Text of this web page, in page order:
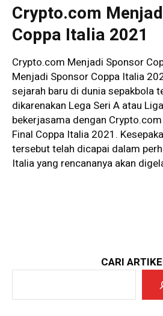
Crypto.com
Coppa Italia 2021
Crypto.com Menjadi Sponsor
Menjadi Sponsor Coppa Italia
sejarah baru di dunia sepakbola
dikarenakan Lega Seri A atau
bekerjasama dengan
Final Coppa Italia 2021.
tersebut telah dicapai dalam
Italia yang rencananya akan
CARI